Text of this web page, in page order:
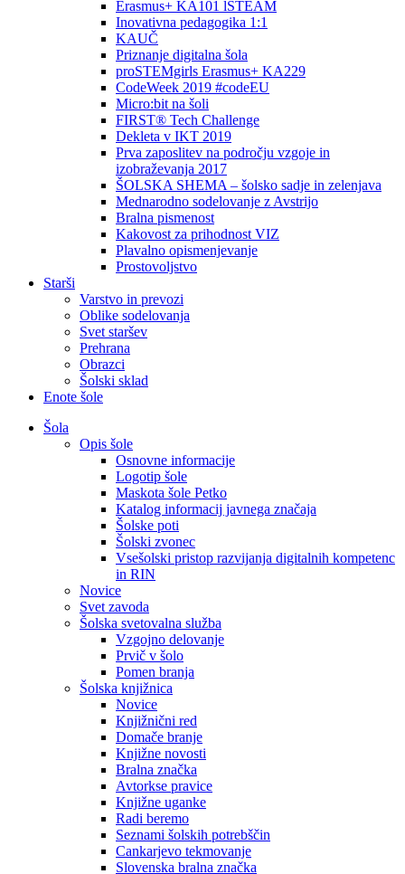
Erasmus+ KA101 lSTEAM
Inovativna pedagogika 1:1
KAUČ
Priznanje digitalna šola
proSTEMgirls Erasmus+ KA229
CodeWeek 2019 #codeEU
Micro:bit na šoli
FIRST® Tech Challenge
Dekleta v IKT 2019
Prva zaposlitev na področju vzgoje in
izobraževanja 2017
ŠOLSKA SHEMA – šolsko sadje in zelenjava
Mednarodno sodelovanje z Avstrijo
Bralna pismenost
Kakovost za prihodnost VIZ
Plavalno opismenjevanje
Prostovoljstvo
Starši
Varstvo in prevozi
Oblike sodelovanja
Svet staršev
Prehrana
Obrazci
Šolski sklad
Enote šole
Šola
Opis šole
Osnovne informacije
Logotip šole
Maskota šole Petko
Katalog informacij javnega značaja
Šolske poti
Šolski zvonec
Vsešolski pristop razvijanja digitalnih kompetenc
in RIN
Novice
Svet zavoda
Šolska svetovalna služba
Vzgojno delovanje
Prvič v šolo
Pomen branja
Šolska knjižnica
Novice
Knjižnični red
Domače branje
Knjižne novosti
Bralna značka
Avtorkse pravice
Knjižne uganke
Radi beremo
Seznami šolskih potrebščin
Cankarjevo tekmovanje
Slovenska bralna značka